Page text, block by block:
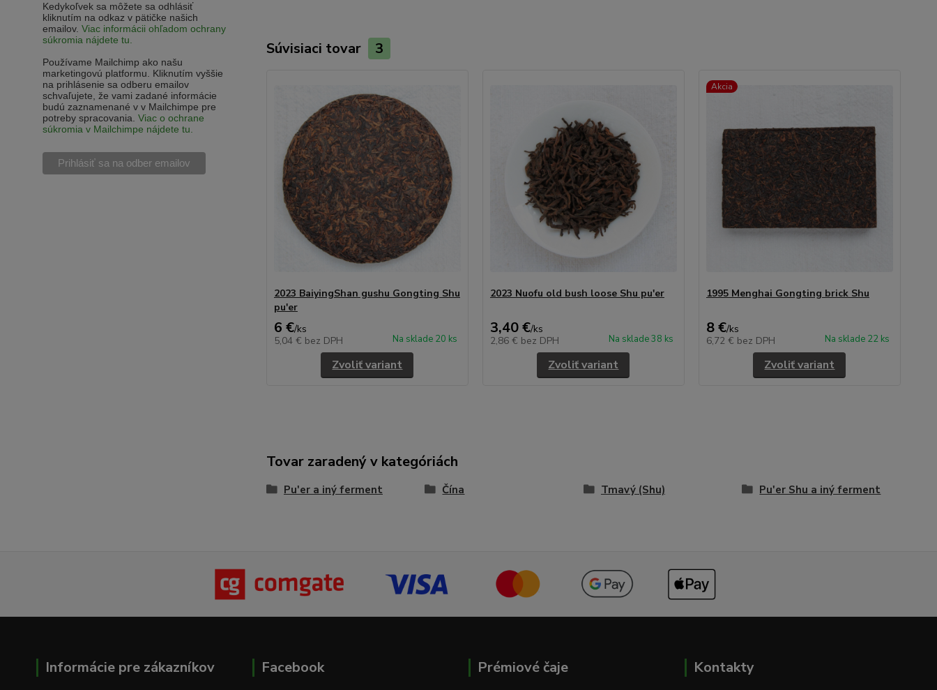
Kedykoľvek sa môžete sa odhlásiť
kliknutím na odkaz v pätičke našich
emailov. Viac informácii ohľadom ochrany
súkromia nájdete tu.
Používame Mailchimp ako našu
marketingovú platformu. Kliknutím vyššie
na prihlásenie sa odberu emailov
schvaľujete, že vami zadané informácie
budú zaznamenané v v Mailchimpe pre
potreby spracovania. Viac o ochrane
súkromia v Mailchimpe nájdete tu.
Súvisiaci tovar 3
2023 BaiyingShan gushu Gongting Shu
pu'er
6 €/ks
5,04 € bez DPH Na sklade 20 ks
Zvoliť variant
2023 Nuofu old bush loose Shu pu'er
3,40 €/ks
2,86 € bez DPH Na sklade 38 ks
Zvoliť variant
Akcia
1995 Menghai Gongting brick Shu
8 €/ks
6,72 € bez DPH Na sklade 22 ks
Zvoliť variant
Tovar zaradený v kategóriách
Pu'er a iný ferment Čína Tmavý (Shu) Pu'er Shu a iný ferment
Informácie pre zákazníkov Facebook Prémiové čaje Kontakty